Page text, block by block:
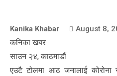
Kanika Khabar August 8,
कनिका खबर
साउन २४, काठमाडौं
एउटै टोलमा आठ जनालाई कोरोना